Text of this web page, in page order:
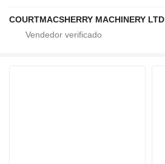
COURTMACSHERRY MACHINERY LTD